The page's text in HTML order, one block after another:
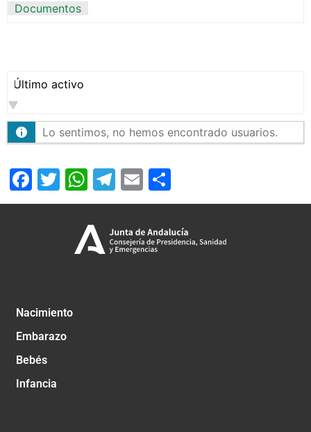
Documentos
Mostrar:
Lo sentimos, no hemos encontrado usuarios.
Facebook
Twitter
WhatsApp
Telegram
Email
Nacimiento
Embarazo
Bebés
Infancia